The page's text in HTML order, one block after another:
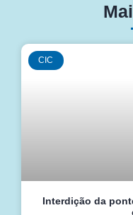
CIC
Interdição da